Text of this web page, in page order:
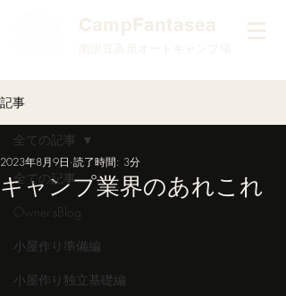
​CampFantasea
南伊豆高原オートキャンプ場
記事
全ての記事
Owner'sBlog
小屋作り準備編
小屋作り独立基礎編
全ての記事
キャンプ業界のあれこれ
2023年8月9日 読了時間: 3分